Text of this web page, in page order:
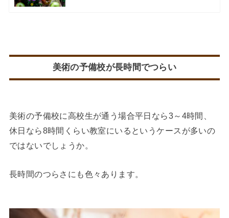
美術の予備校が長時間でつらい
美術の予備校に高校生が通う場合平日なら3～4時間、
休日なら8時間くらい教室にいるというケースが多いの
ではないでしょうか。
長時間のつらさにも色々あります。